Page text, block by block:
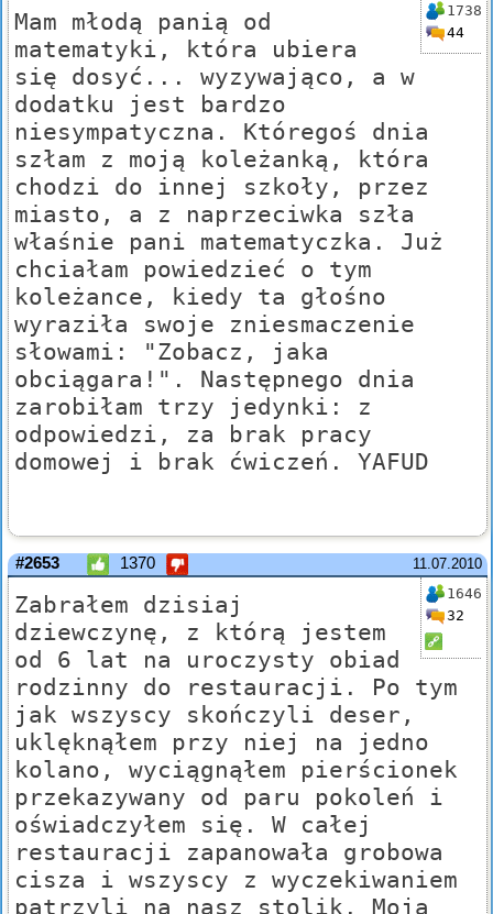
1738
44
Mam młodą panią od
matematyki, która ubiera
się dosyć... wyzywająco, a w
dodatku jest bardzo
niesympatyczna. Któregoś dnia
szłam z moją koleżanką, która
chodzi do innej szkoły, przez
miasto, a z naprzeciwka szła
właśnie pani matematyczka. Już
chciałam powiedzieć o tym
koleżance, kiedy ta głośno
wyraziła swoje zniesmaczenie
słowami: "Zobacz, jaka
obciągara!". Następnego dnia
zarobiłam trzy jedynki: z
odpowiedzi, za brak pracy
domowej i brak ćwiczeń. YAFUD
11.07.2010
#2653 1370
1646
32
Zabrałem dzisiaj
dziewczynę, z którą jestem
od 6 lat na uroczysty obiad
rodzinny do restauracji. Po tym
jak wszyscy skończyli deser,
uklęknąłem przy niej na jedno
kolano, wyciągnąłem pierścionek
przekazywany od paru pokoleń i
oświadczyłem się. W całej
restauracji zapanowała grobowa
cisza i wszyscy z wyczekiwaniem
patrzyli na nasz stolik. Moja